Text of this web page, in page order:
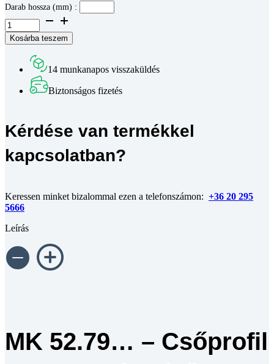
Darab hossza (mm) :
Aluprofil
-
D28
méretre
vágva
mennyiség
Kosárba teszem
14 munkanapos visszaküldés
Biztonságos fizetés
Kérdése van termékkel
kapcsolatban?
Keressen minket bizalommal ezen a telefonszámon: +36 20 295
5666
Leírás
MK 52.79… – Csőprofil